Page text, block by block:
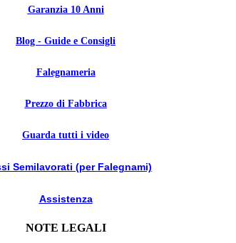
Garanzia 10 Anni
Blog - Guide e Consigli
Falegnameria
Prezzo di Fabbrica
Guarda tutti i video
Semilavorati (per Falegnami)
Assistenza
NOTE LEGALI